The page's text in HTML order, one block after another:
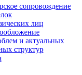
сопровождение
лиц
и актуальных
структур